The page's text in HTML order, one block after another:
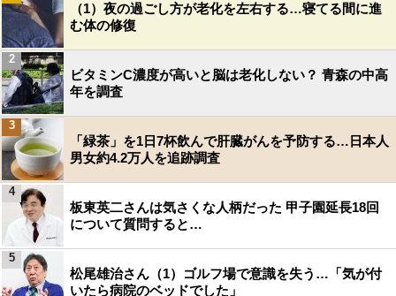
（1）夜の過ごし方が老化を左右する…寝てる間に進
む体の修復
ビタミンC濃度が高いと脳は老化しない？ 青森の中高
年を調査
2
「緑茶」を1日7杯飲んで肝臓がんを予防する…日本人
男女約4.2万人を追跡調査
3
板東英二さんは気さくな人柄だった 甲子園延長18回
について質問すると…
4
松尾雄治さん（1）ゴルフ場で意識を失う…「気が付
いたら病院のベッドでした」
5